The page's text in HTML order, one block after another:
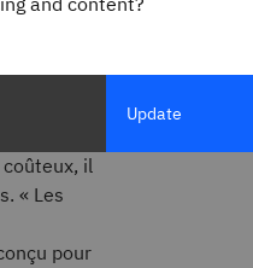
sauver
de
que le
il
« Les
pour
Update